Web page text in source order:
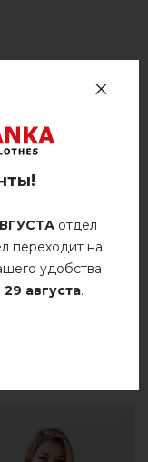
отдел
переходит на
удобства
29 августа.